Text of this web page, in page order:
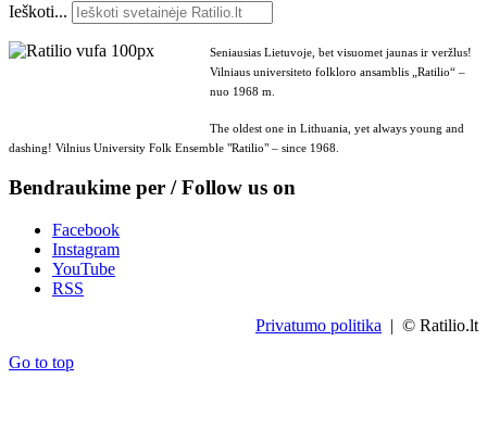
Ieškoti...
Seniausias Lietuvoje, bet visuomet jaunas ir veržlus!
Vilniaus universiteto folkloro ansamblis „Ratilio“ –
nuo 1968 m.
The oldest one in Lithuania, yet always young and
dashing! Vilnius University Folk Ensemble "Ratilio" – since 1968.
Bendraukime per / Follow us on
Facebook
Instagram
YouTube
RSS
Privatumo politika | © Ratilio.lt
Go to top